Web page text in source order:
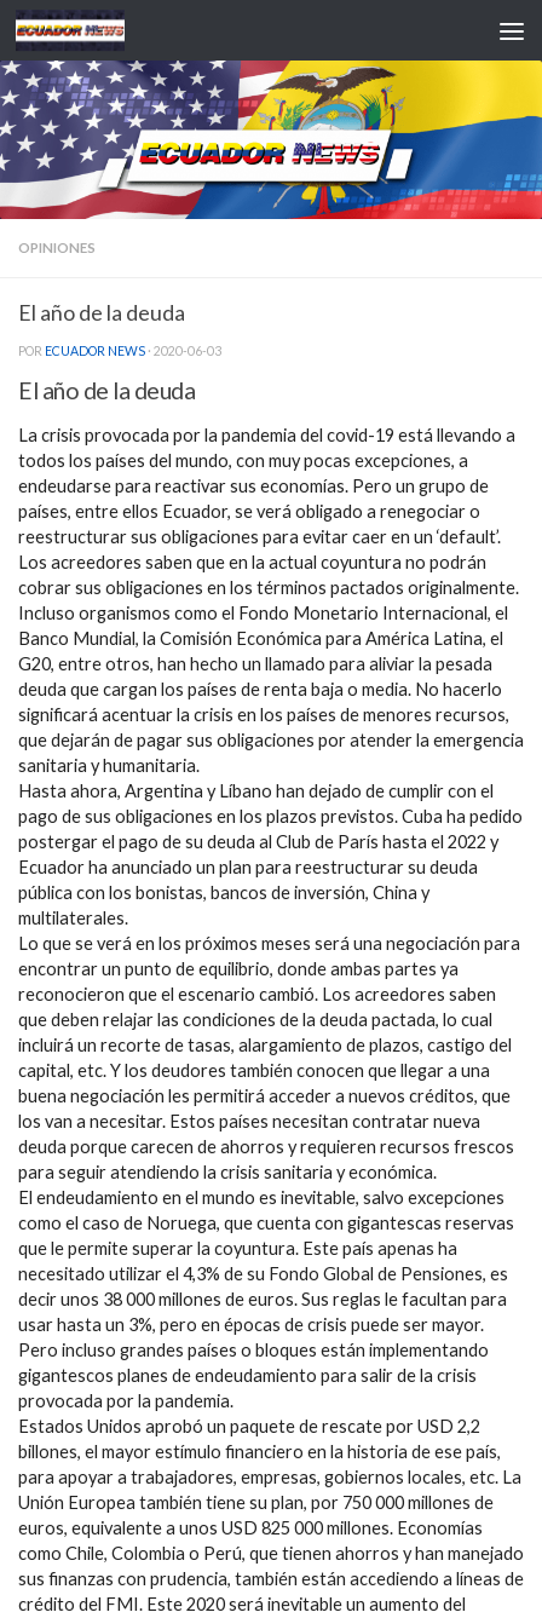
Saltar al contenido
OPINIONES
El año de la deuda
POR ECUADOR NEWS · 2020-06-03
El año de la deuda
La crisis provocada por la pandemia del covid-19 está llevando a
todos los países del mundo, con muy pocas excepciones, a
endeudarse para reactivar sus economías. Pero un grupo de
países, entre ellos Ecuador, se verá obligado a renegociar o
reestructurar sus obligaciones para evitar caer en un ‘default’.
Los acreedores saben que en la actual coyuntura no podrán
cobrar sus obligaciones en los términos pactados originalmente.
Incluso organismos como el Fondo Monetario Internacional, el
Banco Mundial, la Comisión Económica para América Latina, el
G20, entre otros, han hecho un llamado para aliviar la pesada
deuda que cargan los países de renta baja o media. No hacerlo
significará acentuar la crisis en los países de menores recursos,
que dejarán de pagar sus obligaciones por atender la emergencia
sanitaria y humanitaria.
Hasta ahora, Argentina y Líbano han dejado de cumplir con el
pago de sus obligaciones en los plazos previstos. Cuba ha pedido
postergar el pago de su deuda al Club de París hasta el 2022 y
Ecuador ha anunciado un plan para reestructurar su deuda
pública con los bonistas, bancos de inversión, China y
multilaterales.
Lo que se verá en los próximos meses será una negociación para
encontrar un punto de equilibrio, donde ambas partes ya
reconocieron que el escenario cambió. Los acreedores saben
que deben relajar las condiciones de la deuda pactada, lo cual
incluirá un recorte de tasas, alargamiento de plazos, castigo del
capital, etc. Y los deudores también conocen que llegar a una
buena negociación les permitirá acceder a nuevos créditos, que
los van a necesitar. Estos países necesitan contratar nueva
deuda porque carecen de ahorros y requieren recursos frescos
para seguir atendiendo la crisis sanitaria y económica.
El endeudamiento en el mundo es inevitable, salvo excepciones
como el caso de Noruega, que cuenta con gigantescas reservas
que le permite superar la coyuntura. Este país apenas ha
necesitado utilizar el 4,3% de su Fondo Global de Pensiones, es
decir unos 38 000 millones de euros. Sus reglas le facultan para
usar hasta un 3%, pero en épocas de crisis puede ser mayor.
Pero incluso grandes países o bloques están implementando
gigantescos planes de endeudamiento para salir de la crisis
provocada por la pandemia.
Estados Unidos aprobó un paquete de rescate por USD 2,2
billones, el mayor estímulo financiero en la historia de ese país,
para apoyar a trabajadores, empresas, gobiernos locales, etc. La
Unión Europea también tiene su plan, por 750 000 millones de
euros, equivalente a unos USD 825 000 millones. Economías
como Chile, Colombia o Perú, que tienen ahorros y han manejado
sus finanzas con prudencia, también están accediendo a líneas de
crédito del FMI. Este 2020 será inevitable un aumento del